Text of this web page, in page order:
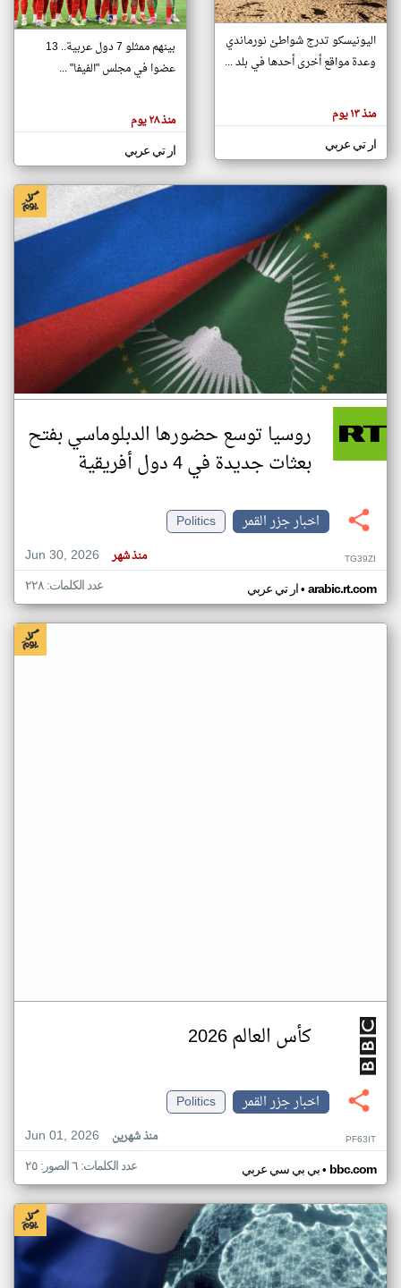
تغيير الدولة
اخبار جزر القمر على مدار الساعة
أهم اخبار جزر القمر العاجلة والمباشرة
هنا عن
وجهة
كاتبيها.
اليونيسكو تدرج شواطئ نورماندي
وعدة مواقع أخرى أحدها في بلد ...
منذ ١٣ يوم
ار تي عربي
بينهم ممثلو 7 دول عربية.. 13
عضوا في مجلس "الفيفا" ...
منذ ٢٨ يوم
ار تي عربي
روسيا توسع حضورها الدبلوماسي بفتح
بعثات جديدة في 4 دول أفريقية
اخبار جزر القمر
Politics
Jun 30, 2026
منذ شهر TG39ZI
ار تي عربي• arabic.rt.com عدد الكلمات: ٢٢٨
كأس العالم 2026
اخبار جزر القمر
Politics
Jun 01, 2026
منذ شهرين PF63IT
بي بي سي عربي• bbc.com عدد الكلمات: ٦ الصور: ٢٥
klyoum.com